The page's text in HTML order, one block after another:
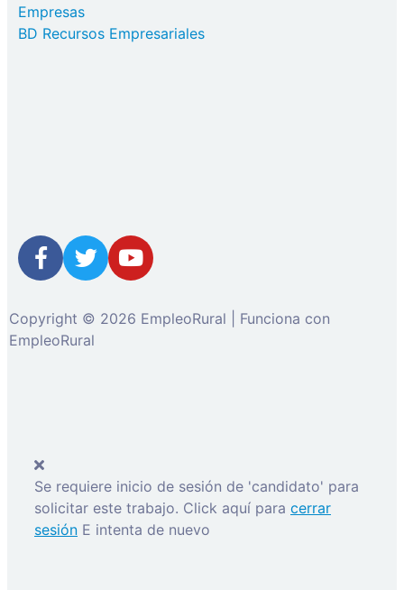
Empresas
BD Recursos Empresariales
Copyright © 2026 EmpleoRural | Funciona con
EmpleoRural
Se requiere inicio de sesión de 'candidato' para
solicitar este trabajo. Click aquí para cerrar
sesión E intenta de nuevo